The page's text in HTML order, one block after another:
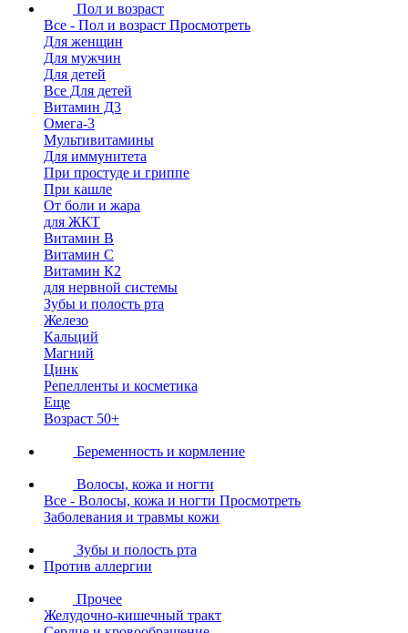
Пол и возраст
Все - Пол и возраст Просмотреть
Для женщин
Для мужчин
Для детей
Все Для детей
Витамин Д3
Омега-3
Мультивитамины
Для иммунитета
При простуде и гриппе
При кашле
От боли и жара
для ЖКТ
Витамин В
Витамин С
Витамин К2
для нервной системы
Зубы и полость рта
Железо
Кальций
Магний
Цинк
Репелленты и косметика
Еще
Возраст 50+
Беременность и кормление
Волосы, кожа и ногти
Все - Волосы, кожа и ногти Просмотреть
Заболевания и травмы кожи
Зубы и полость рта
Против аллергии
Прочее
Желудочно-кишечный тракт